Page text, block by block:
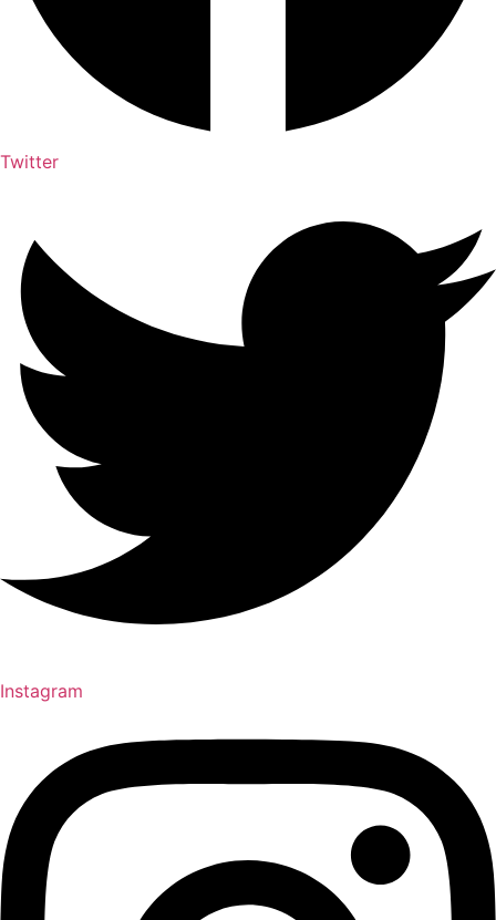
Twitter
Instagram